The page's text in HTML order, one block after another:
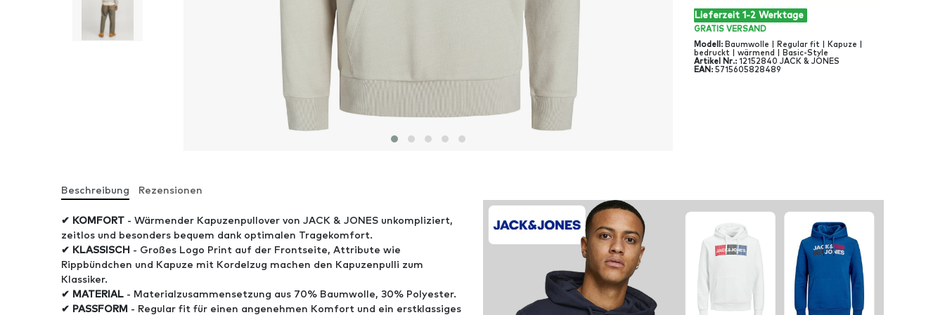
Lieferzeit 1-2 Werktage
GRATIS VERSAND
Modell : Baumwolle | Regular fit | Kapuze |
bedruckt | wärmend | Basic-Style
Artikel Nr.: 12152840 JACK & JONES
EAN : 5715605828489
Beschreibung Rezensionen
✔ KOMFORT - Wärmender Kapuzenpullover von JACK & JONES unkompliziert,
zeitlos und besonders bequem dank optimalen Tragekomfort.
✔ KLASSISCH - Großes Logo Print auf der Frontseite, Attribute wie
Rippbündchen und Kapuze mit Kordelzug machen den Kapuzenpulli zum
Klassiker.
✔ MATERIAL - Materialzusammensetzung aus 70% Baumwolle, 30% Polyester.
✔ PASSFORM - Regular fit für einen angenehmen Komfort und ein erstklassiges